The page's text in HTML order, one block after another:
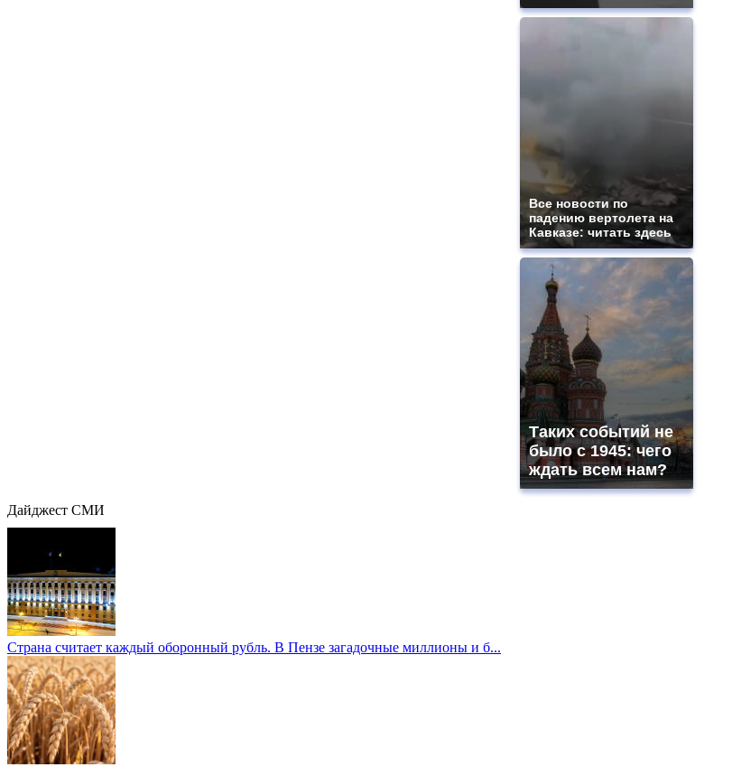
Все новости по
падению вертолета на
Кавказе: читать здесь
Таких событий не
было с 1945: чего
ждать всем нам?
Дайджест СМИ
Страна считает каждый оборонный рубль. В Пензе загадочные миллионы и б...